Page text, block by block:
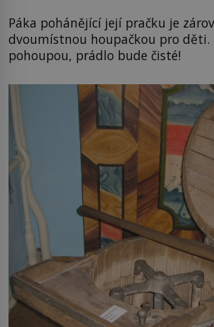
Páka pohánějící její pračku je
dvoumístnou houpačkou pro děti.
pohoupou, prádlo bude čisté!